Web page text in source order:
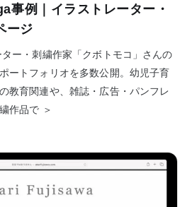
事例｜イラストレーター・
ージ
ー・刺繍作家「クボトモコ」さんの
ートフォリオを多数公開。幼児子育
教育関連や、雑誌・広告・パンフレ
作品で ＞